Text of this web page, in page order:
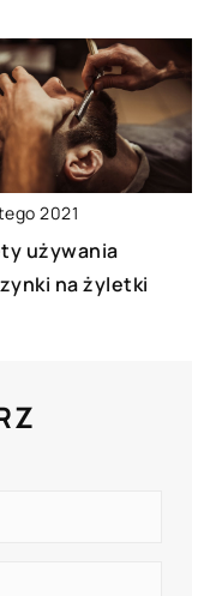
2021
używania
na żyletki